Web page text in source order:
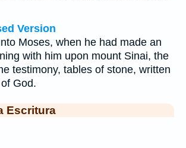
Version
Moses, when he had made an
with him upon mount Sinai, the
testimony, tables of stone, written
God.
Escritura